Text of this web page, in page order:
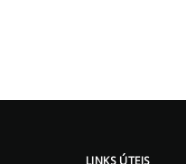
LINKS ÚTEIS